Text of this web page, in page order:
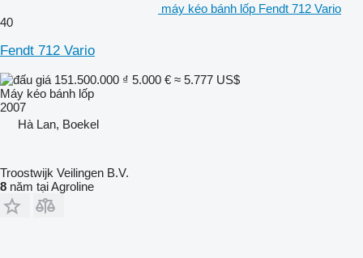
máy kéo bánh lốp Fendt 712 Vario
40
Fendt 712 Vario
151.500.000 ₫ 5.000 € ≈ 5.777 US$
Máy kéo bánh lốp
2007
Hà Lan, Boekel
Troostwijk Veilingen B.V.
8 năm tại Agroline